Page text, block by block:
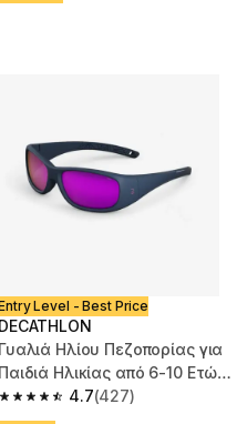
Level - Best Price
DECATHLON
Γυαλιά Ηλίου Πεζοπορίας για
Παιδιά Ηλικίας από 6-10 Ετών
MH T100 Κατηγορίας 3
4.7
4.7 out of 5 stars from 427
(427)